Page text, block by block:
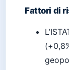
Fattori di